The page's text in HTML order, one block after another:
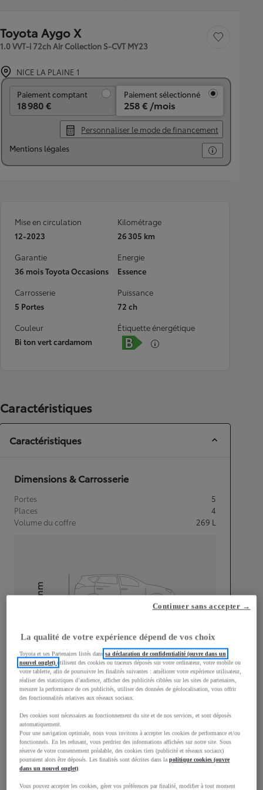
Toyota Aygo X
1.0 VVT-i 72ch Air Collection S-CVT MY23
Sauvegarder le
NICE LA PLAINE 1
Paiement comptant
18 980 €
Paiement sélectionné
258 € /mois
Personnaliser le mode de financement
Mentions légales
Mise en circulation
12-2023
Kilométrage
26 305 km
Garantie
36 mois Toyota Occasions
Energie
Essence
Carrosserie
5 Portes
Puissance
72 ch
Couleur
Bi ton vert cardamom
Étiquette énergétique
Caractéristiques
Caractéristiques
Dimensions & Carrosserie
Portes
5
Places
4
Volume du coffre
269 L
Longueur
3 700mm
mm
Consommation mixte
La qualité de votre expérience dépend de vos choix
Toyota et ses Partenaires listés danssa déclaration de confidentialité (ouvre dans un
nouvel onglet)utilisent des cookies ou traceurs déposés sur votre ordinateur, votre mobile ou
votre tablette, afin de poursuivre les finalités suivantes : améliorer votre expérience utilisateur,
réaliser des statistiques d’audience, afficher des publicités ciblées sur les sites de partenaires,
mesurer la performance de ces publicités, utiliser des données de géolocalisation, vous offrir
des fonctionnalités relatives aux réseaux sociaux.
Des cookies sont nécessaires au fonctionnement du site et de nos services, et sont déposés
automatiquement.
Pour une navigation optimale, nous vous invitons à accepter les cookies de performance et/ou
fonctionnels. En les refusant, vous perdriez des informations affichées sur notre site. Sous
réserve de votre consentement préalable, des cookies tiers (publicité et réseaux sociaux)
pourraient alors être déposés. Les finalités sont décrites dans lapolitique cookies (ouvre
dans un nouvel onglet).
Vous pouvez accepter les cookies, gérer vos préférences par finalité, modifier à tout moment
Continuer sans accepter →